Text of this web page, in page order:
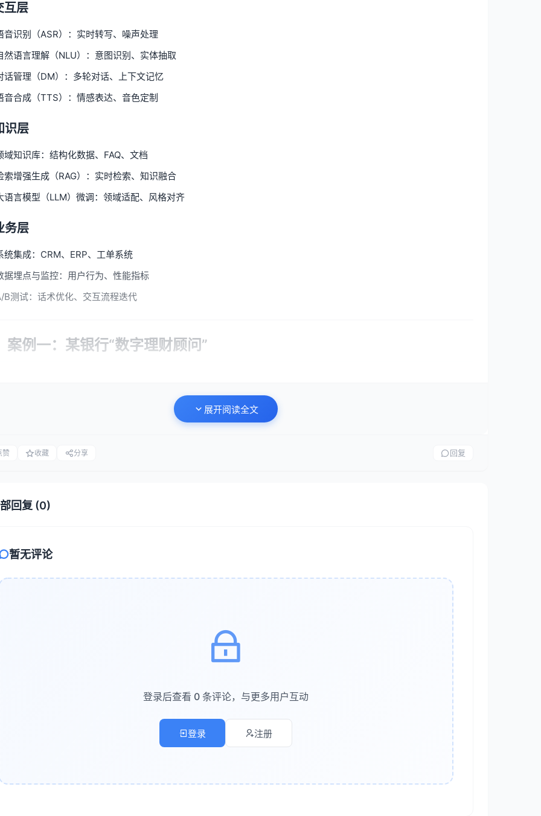
互层
音识别（ASR）：实时转写、噪声处理
然语言理解（NLU）：意图识别、实体抽取
话管理（DM）：多轮对话、上下文记忆
音合成（TTS）：情感表达、音色定制
识层
域知识库：结构化数据、FAQ、文档
索增强生成（RAG）：实时检索、知识融合
语言模型（LLM）微调：领域适配、风格对齐
务层
统集成：CRM、ERP、工单系统
据埋点与监控：用户行为、性能指标
B测试：话术优化、交互流程迭代
案例一：某银行“数字理财顾问”
制银行希望在其手机银行APP中嵌入一个“数字理财顾问”，用于向客户提供7×24小时的理财产品咨询、风险评估和购
服务。要求：形象专业、交互流畅、能处理95%以上的常见问题。
选型
，而非全实时3D渲染，以降低移动端功耗。
ASR：百度语音识别（金融领域优化版）
识层
：构建了包含3000+问答对的理财知识库，并接入了实时基金净值、利率等API数据。
务层
：与银行CRM系统、理财产品购买系统进行了深度对接，支持一键跳转购买。
关键挑战与解决方案
1：金融合规与话术控制
业对话术的合规性要求极高，不允许出现误导性表述。完全依赖LLM存在“幻觉”风险。
案
展开阅读全文
赞 收藏 分享 回复
回复 (0)
暂无评论
登录后查看 0 条评论，与更多用户互动
登录 注册